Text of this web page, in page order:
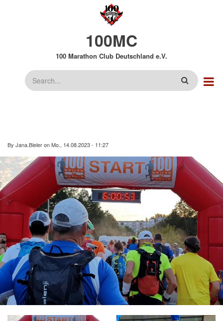
100MC
100 Marathon Club Deutschland e.V.
Suche
By Jana.BieleronMo., 14.08.2023 - 11:27